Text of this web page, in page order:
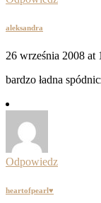
aleksandra
26 września 2008 at
bardzo ładna
Odpowiedz
heartofpearl♥